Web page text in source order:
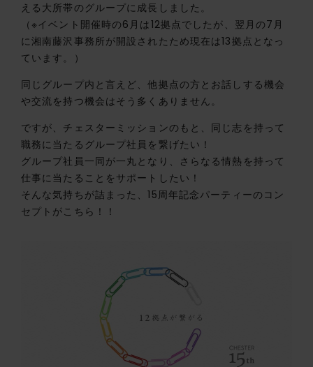
える大所帯のグループに成長しました。
（※イベント開催時の6月は12拠点でしたが、翌月の7月
に湘南藤沢事務所が開設されたため現在は13拠点となっ
ています。）
同じグループ内と言えど、他拠点の方とお話しする機会
や交流を持つ機会はそう多くありません。
ですが、チェスターミッションのもと、同じ志を持って
職務に当たるグループ社員を繋げたい！
グループ社員一同が一丸となり、さらなる情熱を持って
仕事に当たることをサポートしたい！
そんな気持ちが詰まった、15周年記念パーティーのコン
セプトがこちら！！